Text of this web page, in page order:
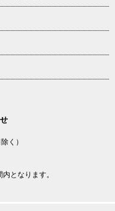
く）
となります。